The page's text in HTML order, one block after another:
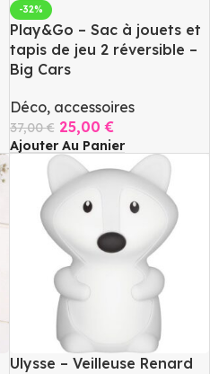
-32%
Play&Go – Sac à jouets et
tapis de jeu 2 réversible –
Big Cars
Déco, accessoires
37,00€ 25,00€
Ajouter Au Panier
Ulysse – Veilleuse Renard